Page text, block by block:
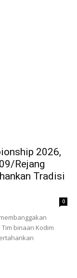
2026,
Rejang
Tradisi
0
membanggakan
binaan Kodim